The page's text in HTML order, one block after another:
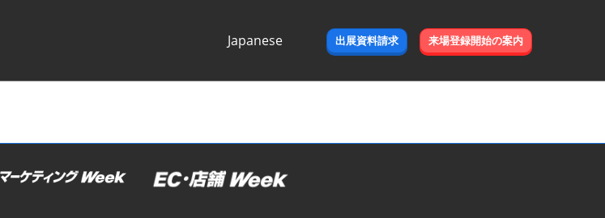
Japanese
出展資料請求 来場登録開始の案内